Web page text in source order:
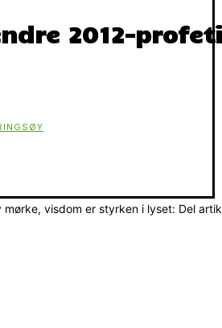
2012-
mørke, visdom er styrken i lyset: Del